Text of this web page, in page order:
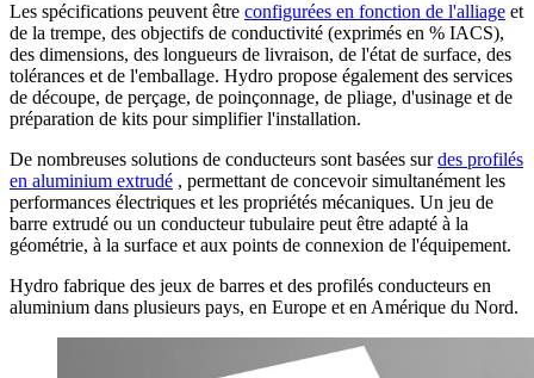
Les spécifications peuvent être configurées en fonction de l'alliage et
de la trempe, des objectifs de conductivité (exprimés en % IACS),
des dimensions, des longueurs de livraison, de l'état de surface, des
tolérances et de l'emballage. Hydro propose également des services
de découpe, de perçage, de poinçonnage, de pliage, d'usinage et de
préparation de kits pour simplifier l'installation.
De nombreuses solutions de conducteurs sont basées surdes profilés
en aluminium extrudé , permettant de concevoir simultanément les
performances électriques et les propriétés mécaniques. Un jeu de
barre extrudé ou un conducteur tubulaire peut être adapté à la
géométrie, à la surface et aux points de connexion de l'équipement.
Hydro fabrique des jeux de barres et des profilés conducteurs en
aluminium dans plusieurs pays, en Europe et en Amérique du Nord.